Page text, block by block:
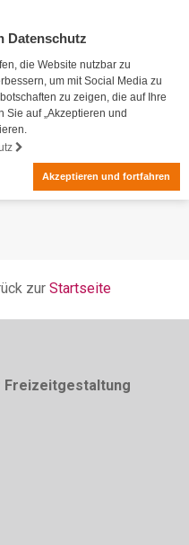
Datenschutz
die Website nutzbar zu
um mit Social Media zu
zu zeigen, die auf Ihre
Sie auf „Akzeptieren und
Akzeptieren und fortfahren
zur Startseite
Freizeitgestaltung